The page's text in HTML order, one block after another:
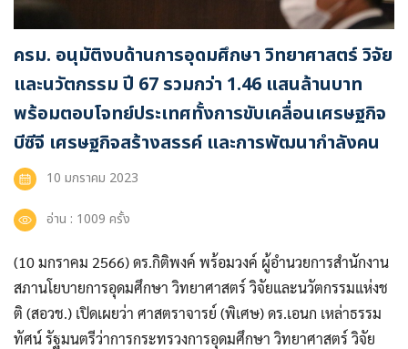
เข้าสู่ระบบ
ครม. อนุมัติงบด้านการอุดมศึกษา วิทยาศาสตร์ วิจัย
และนวัตกรรม ปี 67 รวมกว่า 1.46 แสนล้านบาท
พร้อมตอบโจทย์ประเทศทั้งการขับเคลื่อนเศรษฐกิจ
บีซีจี เศรษฐกิจสร้างสรรค์ และการพัฒนากำลังคน
อ่าน : 1009 ครั้ง
10 มกราคม 2023
(10 มกราคม 2566) ดร.กิติพงค์ พร้อมวงค์ ผู้อำนวยการสำนักงาน
สภานโยบายการอุดมศึกษา วิทยาศาสตร์ วิจัยและนวัตกรรมแห่งช
ติ (สอวช.) เปิดเผยว่า ศาสตราจารย์ (พิเศษ) ดร.เอนก เหล่าธรรม
ทัศน์ รัฐมนตรีว่าการกระทรวงการอุดมศึกษา วิทยาศาสตร์ วิจัย